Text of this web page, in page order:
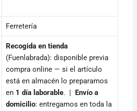
Ferretería
Recogida en tienda
(Fuenlabrada): disponible previa
compra online — si el artículo
está en almacén lo preparamos
en 1 día laborable. |
Envío a
domicilio: entregamos en toda la